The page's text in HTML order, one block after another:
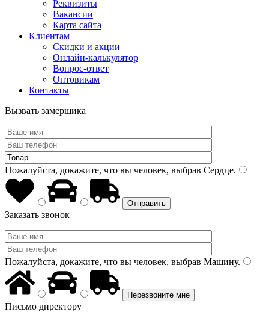
Реквизиты
Вакансии
Карта сайта
Клиентам
Скидки и акции
Онлайн-калькулятор
Вопрос-ответ
Оптовикам
Контакты
Вызвать замерщика
Пожалуйста, докажите, что вы человек, выбрав Сердце.
Заказать звонок
Пожалуйста, докажите, что вы человек, выбрав Машину.
Письмо директору